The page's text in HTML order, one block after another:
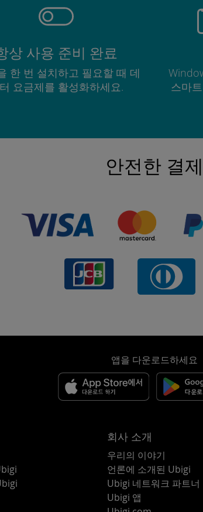
상 사용 준비 완료
한 번 설치하고 필요할 때 데
요금제를 활성화하세요.
스마
안전한 결제
앱을 다운로드하세요
회사 소개
우리의 이야기
언론에 소개된 Ubigi
Ubigi 네트워크 파트너
Ubigi 앱